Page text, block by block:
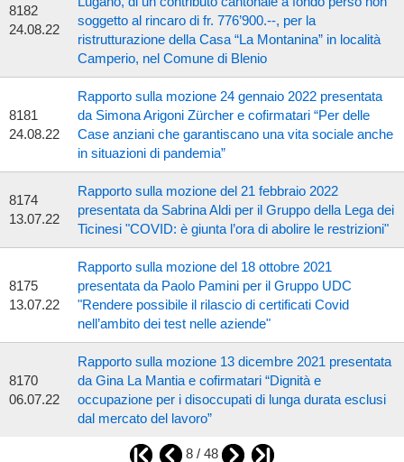
8182
24.08.22
soggetto al rincaro di fr. 776’900.--, per la
ristrutturazione della Casa “La Montanina” in località
Camperio, nel Comune di Blenio
8181
24.08.22
Rapporto sulla mozione 24 gennaio 2022 presentata
da Simona Arigoni Zürcher e cofirmatari “Per delle
Case anziani che garantiscano una vita sociale anche
in situazioni di pandemia”
8174
13.07.22
Rapporto sulla mozione del 21 febbraio 2022
presentata da Sabrina Aldi per il Gruppo della Lega dei
Ticinesi "COVID: è giunta l’ora di abolire le restrizioni"
8175
13.07.22
Rapporto sulla mozione del 18 ottobre 2021
presentata da Paolo Pamini per il Gruppo UDC
"Rendere possibile il rilascio di certificati Covid
nell’ambito dei test nelle aziende"
8170
06.07.22
Rapporto sulla mozione 13 dicembre 2021 presentata
da Gina La Mantia e cofirmatari “Dignità e
occupazione per i disoccupati di lunga durata esclusi
dal mercato del lavoro”
8 / 48